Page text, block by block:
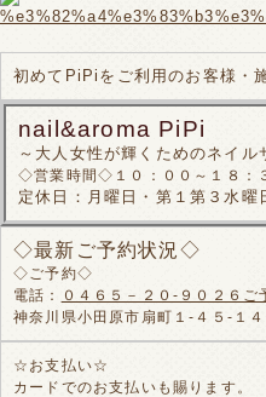
初めてPiPiをご利用のお客様・
nail&aroma PiPi
～大人女性が輝くためのネイル
◇営業時間◇１０：００～１８：
定休日：月曜日・第１第３水曜
◇最新ご予約状況◇
◇ご予約◇
電話：
０４６５－２０-９０２６ ご
神奈川県小田原市扇町１-４５-
☆お支払い☆
カードでのお支払いも賜ります。